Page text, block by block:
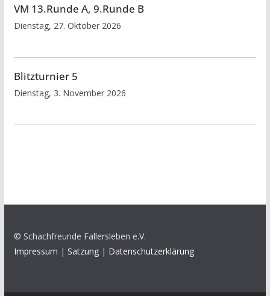
VM 13.Runde A, 9.Runde B
Dienstag, 27. Oktober 2026
Blitzturnier 5
Dienstag, 3. November 2026
© Schachfreunde Fallersleben e.V.
Impressum | Satzung| Datenschutzerklärung